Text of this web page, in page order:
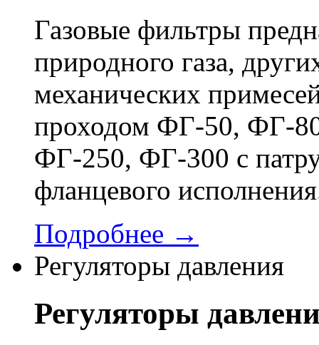
Газовые фильтры
природного газа,
механических
проходом ФГ-50, ФГ-
ФГ-250, ФГ-300 с
фланцевого
Подробнее →
Регуляторы давления
Регуляторы